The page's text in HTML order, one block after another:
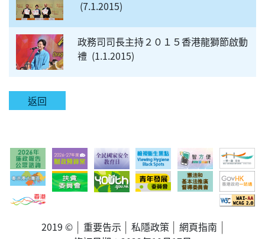
7.1.2015
政務司司長主持２０１５香港龍獅節啟動
禮 1.1.2015
返回
2019 © 重要告示 私隱政策
網頁指南